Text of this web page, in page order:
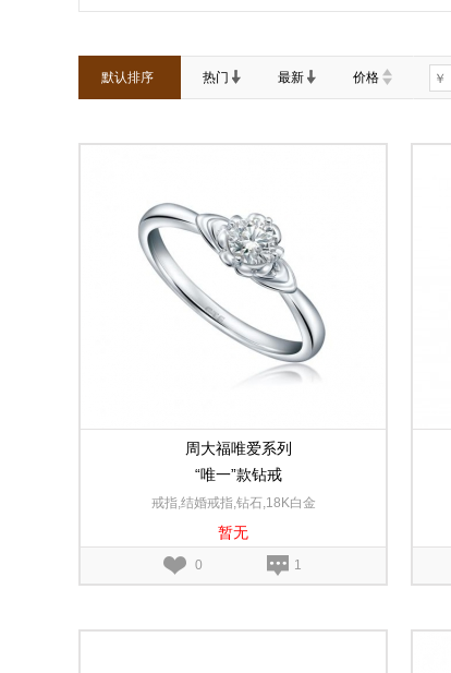
默认排序 热门 最新 价格
周大福唯爱系列
“唯一”款钻戒
戒指,结婚戒指,钻石,18K白金
暂无
0 1